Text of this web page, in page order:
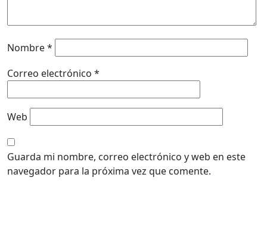
Nombre*
Correo electrónico *
Web
Guarda mi nombre, correo electrónico y web en este
navegador para la próxima vez que comente.